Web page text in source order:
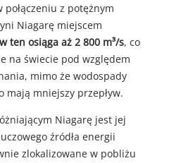
z potężnym
Niagarę miejscem
ten osiąga aż 2 800 m³/s, co
na świecie pod względem
mimo że wodospady
mają mniejszy przepływ.
Niagarę jest jej
źródła energii
zlokalizowane w pobliżu